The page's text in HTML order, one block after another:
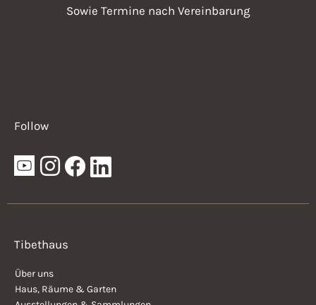
Sowie Termine nach Vereinbarung
Follow
Tibethaus
Über uns
Haus, Räume & Garten